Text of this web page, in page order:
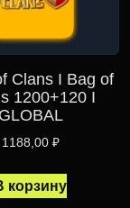
Clans I Bag of
1200+120 I
GLOBAL
1188,00 ₽
корзину